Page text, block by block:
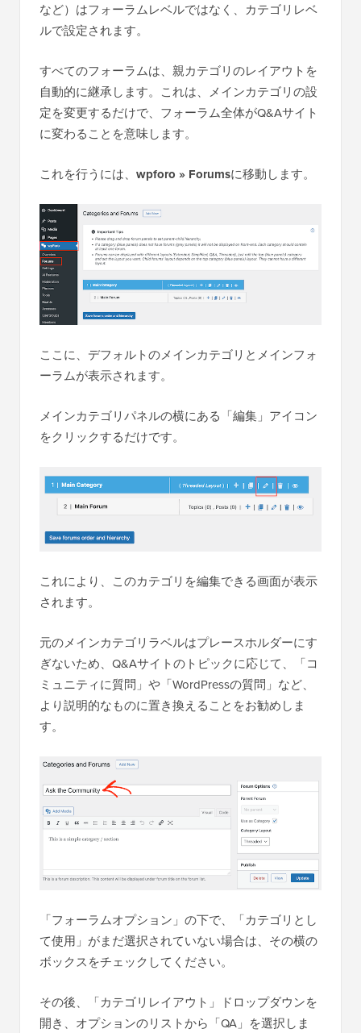
など）はフォーラムレベルではなく、カテゴリレベ
ルで設定されます。
すべてのフォーラムは、親カテゴリのレイアウトを
自動的に継承します。これは、メインカテゴリの設
定を変更するだけで、フォーラム全体がQ&Aサイト
に変わることを意味します。
これを行うには、 wpforo » Forumsに移動します。
ここに、デフォルトのメインカテゴリとメインフォ
ーラムが表示されます。
メインカテゴリパネルの横にある「編集」アイコン
をクリックするだけです。
これにより、このカテゴリを編集できる画面が表示
されます。
元のメインカテゴリラベルはプレースホルダーにす
ぎないため、Q&Aサイトのトピックに応じて、「コ
ミュニティに質問」や「WordPressの質問」など、
より説明的なものに置き換えることをお勧めしま
す。
「フォーラムオプション」の下で、「カテゴリとし
て使用」がまだ選択されていない場合は、その横の
ボックスをチェックしてください。
その後、「カテゴリレイアウト」ドロップダウンを
開き、オプションのリストから「QA」を選択しま